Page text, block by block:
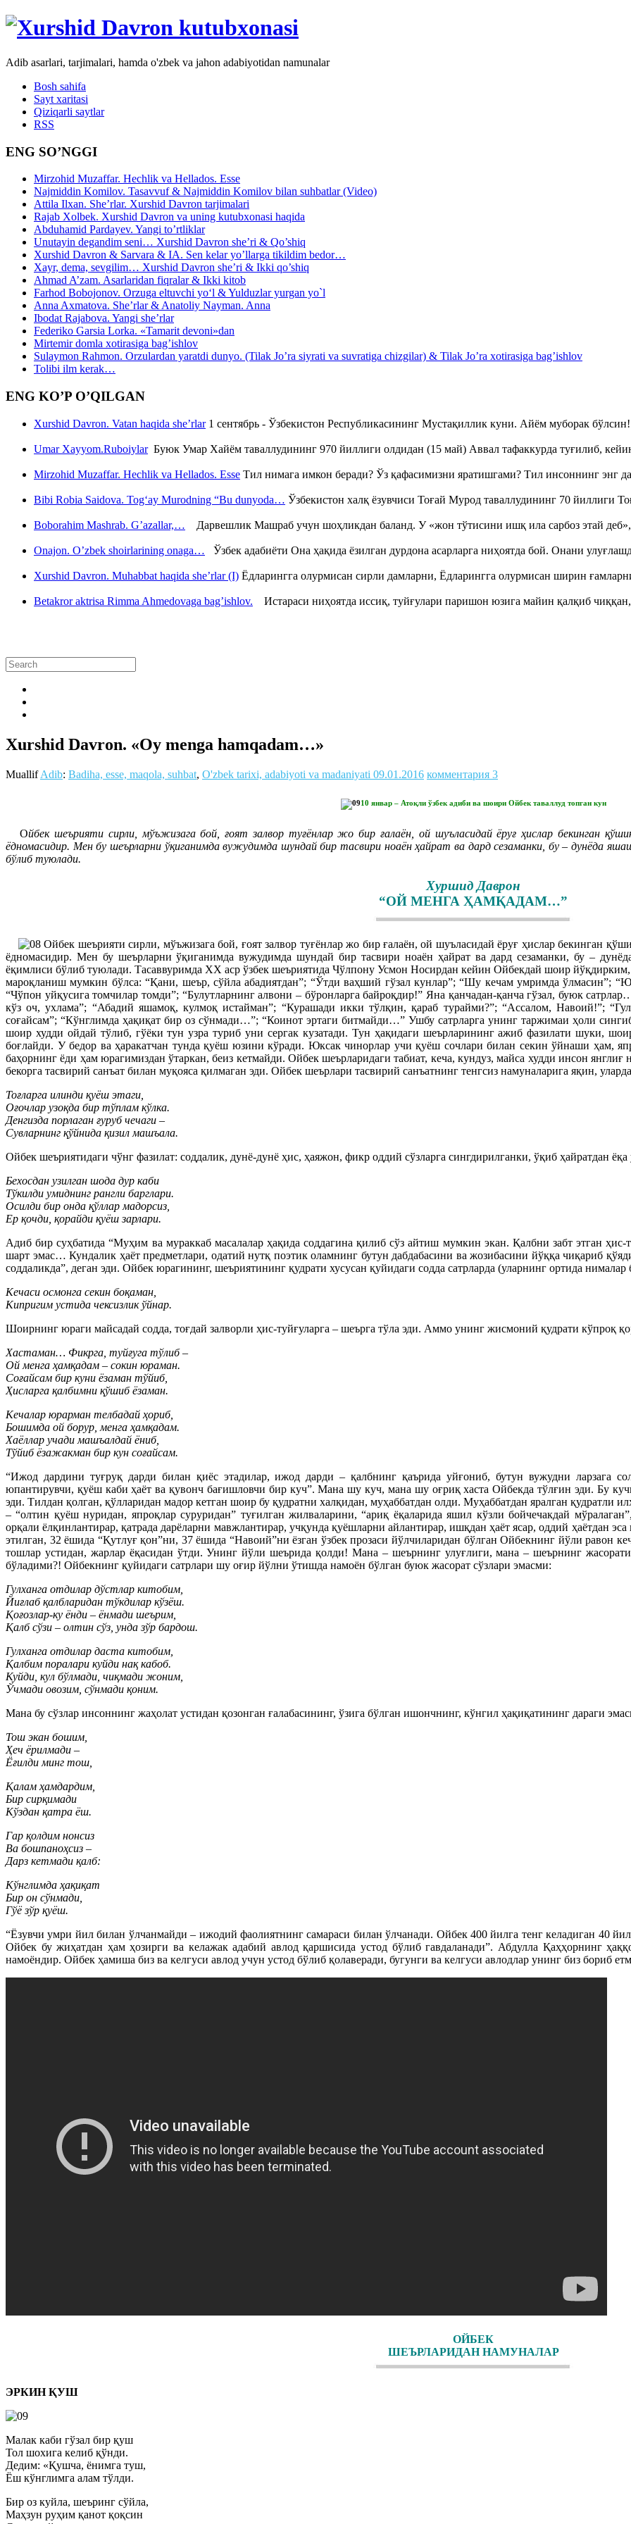
Adib asarlari, tarjimalari, hamda o'zbek va jahon adabiyotidan namunalar
Bosh sahifa
Sayt xaritasi
Qiziqarli saytlar
RSS
ENG SO’NGGI
Mirzohid Muzaffar. Hechlik va Hellados. Esse
Najmiddin Komilov. Tasavvuf & Najmiddin Komilov bilan suhbatlar (Video)
Attila Ilxan. She’rlar. Xurshid Davron tarjimalari
Rajab Xolbek. Xurshid Davron va uning kutubxonasi haqida
Abduhamid Pardayev. Yangi to’rtliklar
Unutayin degandim seni… Xurshid Davron she’ri & Qo’shiq
Xurshid Davron & Sarvara & IA. Sen kelar yo’llarga tikildim bedor…
Xayr, dema, sevgilim… Xurshid Davron she’ri & Ikki qo’shiq
Ahmad A’zam. Asarlaridan fiqralar & Ikki kitob
Farhod Bobojonov. Orzuga eltuvchi yo‘l & Yulduzlar yurgan yo`l
Anna Axmatova. She’rlar & Anatoliy Nayman. Anna
Ibodat Rajabova. Yangi she’rlar
Federiko Garsia Lorka. «Tamarit devoni»dan
Mirtemir domla xotirasiga bag’ishlov
Sulaymon Rahmon. Orzulardan yaratdi dunyo. (Tilak Jo’ra siyrati va suvratiga chizgilar) & Tilak Jo’ra xotirasiga bag’ishlov
Tolibi ilm kerak…
ENG KO’P O’QILGAN
Xurshid Davron. Vatan haqida she’rlar1 сентябрь - Ўзбекистон Республикасининг Мустақиллик куни. Айём муборак
Umar Xayyom.RuboiylarБуюк Умар Хайём таваллудининг 970 йиллиги олдидан (15 май) Аввал тафаккурда туғилиб,
Mirzohid Muzaffar. Hechlik va Hellados. Esse Тил нимага имкон беради? Ўз қафасимизни яратишгами? Тил инсоннинг энг
Bibi Robia Saidova. Tog‘ay Murodning “Bu dunyoda… Ўзбекистон халқ ёзувчиси Тоғай Мурод таваллудининг 70
Boborahim Mashrab. G’azallar,… Дарвешлик Машраб учун шоҳликдан баланд. У «жон тўтисини ишқ ила сарбоз этай
Onajon. O’zbek shoirlarining onaga… Ўзбек адабиёти Она ҳақида ёзилган дурдона асарларга ниҳоятда бой. Онани
Xurshid Davron. Muhabbat haqida she’rlar (I) Ёдларингга олурмисан сирли дамларни, Ёдларингга олурмисан ширин
Betakror aktrisa Rimma Ahmedovaga bag’ishlov. Истараси ниҳоятда иссиқ, туйғулари паришон юзига майин қалқиб
Xurshid Davron. «Oy menga hamqadam…»
MuallifAdib: Badiha, esse, maqola, suhbat, O'zbek tarixi, adabiyoti va madaniyati 09.01.2016 комментария 3
10 январ – Атоқли ўзбек адиби ва шоири Ойбек таваллуд топган кун
Ойбек шеърияти сирли, мўъжизага бой, ғоят залвор туғёнлар жо бир ғалаён, ой шуъласидай ёруғ ҳислар бекинган
ёдномасидир. Мен бу шеърларни ўқиганимда вужудимда шундай бир тасвири ноаён ҳайрат ва дард сезаманки, бу – дунёда
бўлиб туюлади.
Хуршид Даврон
“ОЙ МЕНГА ҲАМҚАДАМ…”
Ойбек шеърияти сирли, мўъжизага бой, ғоят залвор туғёнлар жо бир ғалаён, ой шуъласидай ёруғ ҳислар бекинган
ёдномасидир. Мен бу шеърларни ўқиганимда вужудимда шундай бир тасвири ноаён ҳайрат ва дард сезаманки, бу –
ёқимлиси бўлиб туюлади. Тасаввуримда ХХ аср ўзбек шеъриятида Чўлпону Усмон Носирдан кейин Ойбекдай шоир
мароқланиш мумкин бўлса: “Қани, шеър, сўйла абадиятдан”; “Ўтди ваҳший гўзал кунлар”; “Шу кечам умримда ўлмасин”;
“Чўпон уйқусига томчилар томди”; “Булутларнинг алвони – бўронларга байроқдир!” Яна қанчадан-қанча гўзал, буюк
кўз оч, ухлама”; “Абадий яшамоқ, кулмоқ истайман”; “Курашади икки тўлқин, қараб турайми?”; “Ассалом, Навоий!”;
соғайсам”; “Кўнглимда ҳақиқат бир оз сўнмади…”; “Коинот эртаги битмайди…” Ушбу сатрларга унинг таржимаи ҳоли
шоир худди ойдай тўлиб, гўёки тун узра туриб уни сергак кузатади. Тун ҳақидаги шеърларининг ажиб фазилати шуки,
боғлайди. У бедор ва ҳаракатчан тунда қуёш юзини кўради. Юксак чинорлар учи қуёш сочлари билан секин ўйнаши ҳам,
баҳорнинг ёди ҳам юрагимиздан ўтаркан, беиз кетмайди. Ойбек шеърларидаги табиат, кеча, кундуз, майса худди инсон
бекорга тасвирий санъат билан муқояса қилмаган эди. Ойбек шеърлари тасвирий санъатнинг тенгсиз намуналарига яқин,
Тоғларга илинди қуёш этаги,
Оғочлар узоқда бир тўплам кўлка.
Денгизда порлаган ғуруб чечаги –
Сувларнинг қўйнида қизил машъала.
Ойбек шеъриятидаги чўнг фазилат: соддалик, дунё-дунё ҳис, ҳаяжон, фикр оддий сўзларга сингдирилганки, ўқиб ҳайратдан
Бехосдан узилган шода дур каби
Тўкилди умиднинг рангли барглари.
Осилди бир онда қўллар мадорсиз,
Ер қочди, қорайди қуёш зарлари.
Адиб бир суҳбатида “Муҳим ва мураккаб масалалар ҳақида соддагина қилиб сўз айтиш мумкин экан. Қалбни забт этган
шарт эмас… Кундалик ҳаёт предметлари, одатий нутқ поэтик оламнинг бутун дабдабасини ва жозибасини йўққа чиқариб
соддаликда”, деган эди. Ойбек юрагининг, шеъриятининг қудрати хусусан қуйидаги содда сатрларда (уларнинг ортида
Кечаси осмонга секин боқаман,
Кипригим устида чексизлик ўйнар.
Шоирнинг юраги майсадай содда, тоғдай залворли ҳис-туйғуларга – шеърга тўла эди. Аммо унинг жисмоний қудрати кўпроқ
Хастаман… Фикрга, туйғуга тўлиб –
Ой менга ҳамқадам – сокин юраман.
Соғайсам бир куни ёзаман тўйиб,
Ҳисларга қалбимни қўшиб ёзаман.
Кечалар юрарман телбадай ҳориб,
Бошимда ой борур, менга ҳамқадам.
Хаёллар учади машъалдай ёниб,
Тўйиб ёзажакман бир кун соғайсам.
“Ижод дардини туғруқ дарди билан қиёс этадилар, ижод дарди – қалбнинг қаърида уйғониб, бутун вужудни ларзага
юпантирувчи, қуёш каби ҳаёт ва қувонч бағишловчи бир куч”. Мана шу куч, мана шу оғриқ хаста Ойбекда тўлғин эди. Бу
эди. Тилдан қолган, қўлларидан мадор кетган шоир бу қудратни халқидан, муҳаббатдан олди. Муҳаббатдан яралган қудратли
– “олтин қуёш нуридан, япроқлар суруридан” туғилган жилваларини, “ариқ ёқаларида яшил кўзли бойчечакдай
орқали ёлқинлантирар, қатрада дарёларни мавжлантирар, учқунда қуёшларни айлантирар, ишқдан ҳаёт ясар, оддий ҳаётдан
этилган, 32 ёшида “Қутлуғ қон”ни, 37 ёшида “Навоий”ни ёзган ўзбек прозаси йўлчиларидан бўлган Ойбекнинг йўли равон
тошлар устидан, жарлар ёқасидан ўтди. Унинг йўли шеърида қолди! Мана – шеърнинг улуғлиги, мана – шеърнинг
бўладими?! Ойбекнинг қуйидаги сатрлари шу оғир йўлни ўтишда намоён бўлган буюк жасорат сўзлари эмасми:
Гулханга отдилар дўстлар китобим,
Йиғлаб қалбларидан тўкдилар кўзёш.
Қоғозлар-ку ёнди – ёнмади шеърим,
Қалб сўзи – олтин сўз, унда зўр бардош.
Гулханга отдилар даста китобим,
Қалбим поралари куйди нақ кабоб.
Куйди, кул бўлмади, чиқмади жоним,
Ўчмади овозим, сўнмади қоним.
Мана бу сўзлар инсоннинг жаҳолат устидан қозонган ғалабасининг, ўзига бўлган ишончнинг, кўнгил ҳақиқатининг дараги
Тош экан бошим,
Ҳеч ёрилмади –
Ёғилди минг тош,
Қалам ҳамдардим,
Бир сирқимади
Кўздан қатра ёш.
Гар қолдим нонсиз
Ва бошпаноҳсиз –
Дарз кетмади қалб:
Кўнглимда ҳақиқат
Бир он сўнмади,
Гўё зўр қуёш.
“Ёзувчи умри йил билан ўлчанмайди – ижодий фаолиятнинг самараси билан ўлчанади. Ойбек 400 йилга тенг келадиган 40
Ойбек бу жиҳатдан ҳам ҳозирги ва келажак адабий авлод қаршисида устод бўлиб гавдаланади”. Абдулла Қаҳҳорнинг
намоёндир. Ойбек ҳамиша биз ва келгуси авлод учун устод бўлиб қолаверади, бугунги ва келгуси авлодлар унинг биз бориб
ОЙБЕК
ШЕЪРЛАРИДАН НАМУНАЛАР
ЭРКИН ҚУШ
Малак каби гўзал бир қуш
Тол шохига келиб қўнди.
Дедим: «Қушча, ёнимга туш,
Ёш кўнглимга алам тўлди.
Бир оз куйла, шеъринг сўйла,
Маҳзун руҳим қанот қоқсин